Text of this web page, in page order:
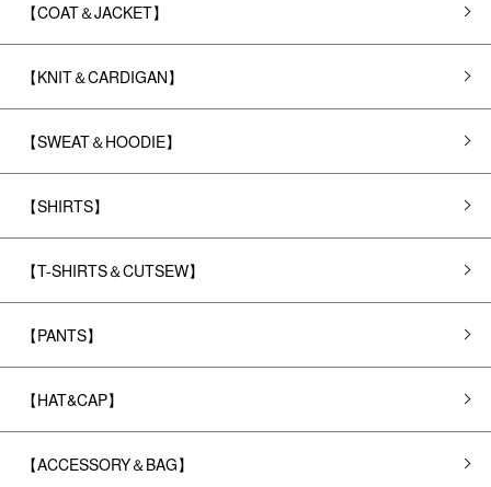
【COAT＆JACKET】
【KNIT＆CARDIGAN】
【SWEAT＆HOODIE】
【SHIRTS】
【T-SHIRTS＆CUTSEW】
【PANTS】
【HAT&CAP】
【ACCESSORY＆BAG】